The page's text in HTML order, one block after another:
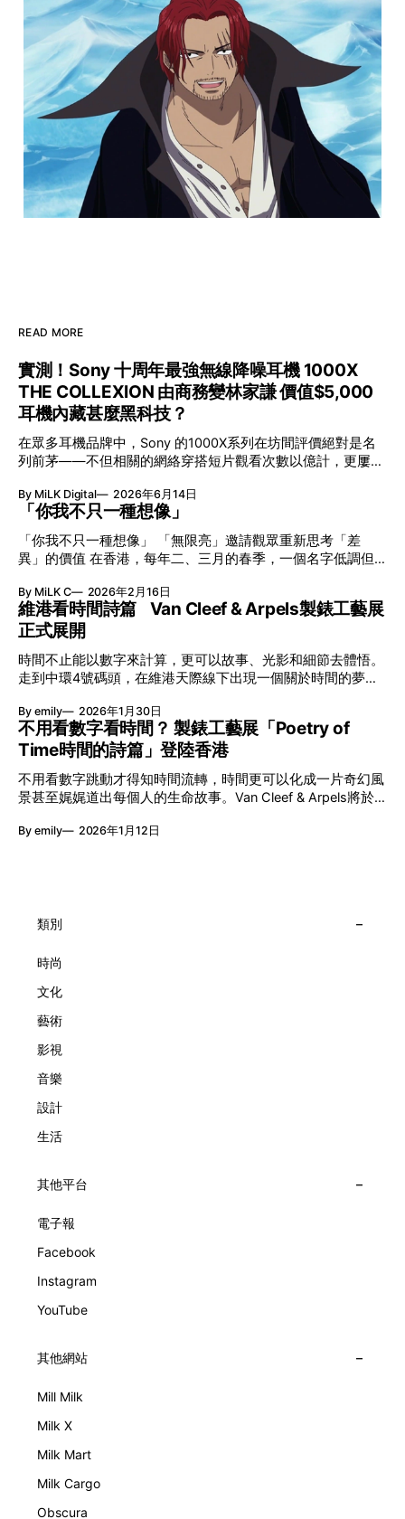
READ MORE
實測！Sony 十周年最強無線降噪耳機 1000X
THE COLLEXION 由商務變林家謙 價值$5,000
耳機內藏甚麼黑科技？
在眾多耳機品牌中，Sony 的1000X系列在坊間評價絕對是名
列前茅——不但相關的網絡穿搭短片觀看次數以億計，更屢獲
VGP 金獎，也是 Amazon 折扣日的大熱推介。
By MiLK Digital 2026年6月14日
「你我不只一種想像」
「你我不只一種想像」 「無限亮」邀請觀眾重新思考「差
異」的價值 在香港，每年二、三月的春季，一個名字低調但
節與香港賽馬會慈善信託基金聯合呈獻，以共融藝術為核心，
八年來不只是帶來無數來自世界各地的優秀節目，更致力於在
本地建立屬於香港的共融創作生態。今年更首度與本地兩大旗
艦藝團強強聯手打造兩部深具意義的作品《遊延》及《弦上光
影》，展開一場前所未有的藝術對話，擦下多元藝術下的流動
能量，全面開展一場無界限嘅藝術旅程。 第八屆「無限亮」
以「你我不只一種想像」為題，從共融角度重新思索「差異」
的價值。不同能力人士是社會多樣性的一部分。每人皆擁有
「不同」能力與特質，當我們一齊生活、一齊創作、互相啟
發，偏見與界線，也自然被藝術溶化。 「無限亮」2026精彩
節目包括: 2月27日至3月1日：帕拉管弦樂團《無邊狂想曲》/
音樂‧舞蹈 (開幕節目) 2月28日至3月1日：
By MiLK C 2026年2月16日
維港看時間詩篇 Van Cleef & Arpels製錶工藝展
正式展開
時間不止能以數字來計算，更可以故事、光影和細節去體悟。
走到中環4號碼頭，在維港天際線下出現一個關於時間的夢幻
覽。由即日至2月8日期間舉行，世家把一貫低調精緻的製錶語
言搬離傳統店舖，放進公共場域，讓時間不只是腕上的個人物
件，而是一場可以與他人一同經歷的詩意旅程。 在碼頭打開
「時間詩集」 走進展場尤如翻開一本時間詩集，藉由不同主
題呈現時間的無限想像。Van Cleef & Arpels的腕錶從來不是
由單純的機械與數字堆砌，更像是腕上的動人故事。 世家以
精湛的製錶技術與敘事美學為核心，讓每一枚腕錶都超越單純
報時的功能，而是把稍縱即逝的瞬間凝結成可以反覆閱讀的畫
子，以及訴說時間的珠寶。每個主題展區都有精美的佈置回應
By emily 2026年1月30日
不用看數字看時間？ 製錶工藝展「Poetry of
Time時間的詩篇」登陸香港
不用看數字跳動才得知時間流轉，時間更可以化成一片奇幻風
景甚至娓娓道出每個人的生命故事。Van Cleef & Arpels將於1
詩篇」展覽，邀請大家走進由愛情故事、詩意星象、迷人自然
大主題展區，彰顯世家的核心價值。2010年，Van Cleef &
級鐘錶大賞（Grand Prix d'Horlogerie de Genève）中獲獎的
擁而吻。雙逆跳機芯精準驅動這場機械浪漫，讓時間不再是抽
象概念，而是心跳的律動。 故事並未完結，2025年推出的
Lady Arpels Bal des Amoureux
By emily 2026年1月12日
類別
時尚
文化
藝術
影視
音樂
設計
生活
其他平台
電子報
Facebook
Instagram
YouTube
其他網站
Mill Milk
Milk X
Milk Mart
Milk Cargo
Obscura